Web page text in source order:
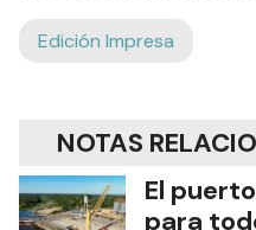
Edición Impresa
NOTAS
El
para